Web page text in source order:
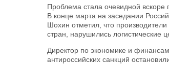
Проблема стала очевидной вскоре
В конце марта на заседании
Шохин отметил, что
стран, нарушились логистические
Директор по экономике и
антироссийских санкций